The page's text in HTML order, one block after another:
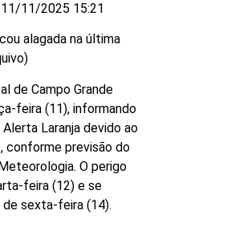
11/2025 15:21
alagada na última
de Campo Grande
feira (11), informando
Laranja devido ao
conforme previsão do
O perigo
feira (12) e se
sexta-feira (14).